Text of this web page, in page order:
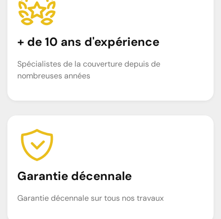
+ de 10 ans d'expérience
Spécialistes de la couverture depuis de
nombreuses années
Garantie décennale
Garantie décennale sur tous nos travaux